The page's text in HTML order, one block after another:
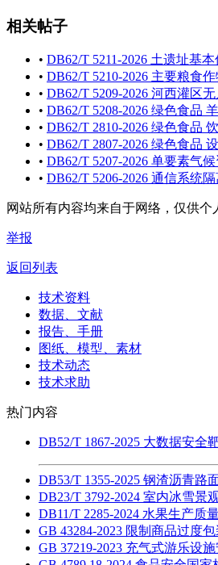
相关帖子
• DB62/T 5211-2026 土遗址基
• DB62/T 5210-2026 主要粮食
• DB62/T 5209-2026 河西灌区
• DB62/T 5208-2026 绿色食品
• DB62/T 2810-2026 绿色食品
• DB62/T 2807-2026 绿色食品
• DB62/T 5207-2026 单要素气
• DB62/T 5206-2026 通信系统
网站所有内容均来自于网络，仅供个
举报
返回列表
技术资料
数据、文献
报告、手册
图纸、模型、素材
技术动态
技术求助
热门内容
DB52/T 1867-2025 大数据安全
DB53/T 1355-2025 钢渣沥青路
DB23/T 3792-2024 室内冰雪景
DB11/T 2285-2024 水果生产质
GB 43284-2023 限制商品过度
GB 37219-2023 充气式游乐设